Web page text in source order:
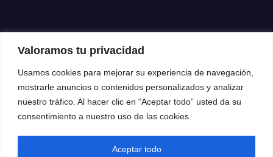
Valoramos tu privacidad
Usamos cookies para mejorar su experiencia de navegación,
mostrarle anuncios o contenidos personalizados y analizar
nuestro tráfico. Al hacer clic en “Aceptar todo” usted da su
consentimiento a nuestro uso de las cookies.
Aceptar todo